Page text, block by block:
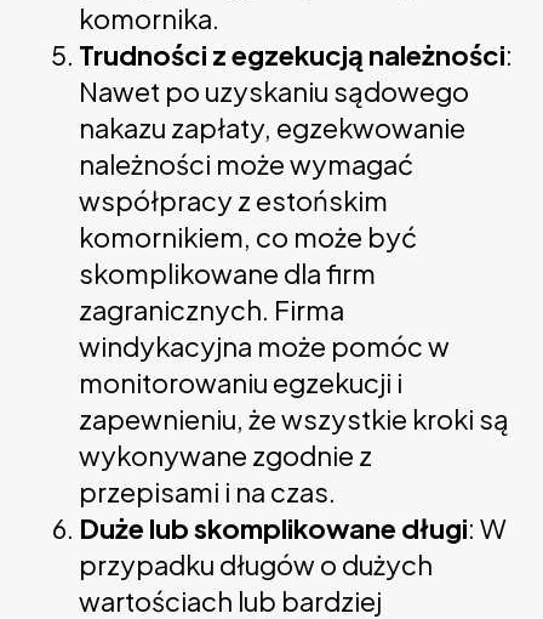
komornika.
Trudności z egzekucją należności:
Nawet po uzyskaniu sądowego
nakazu zapłaty, egzekwowanie
należności może wymagać
współpracy z estońskim
komornikiem, co może być
skomplikowane dla firm
zagranicznych. Firma
windykacyjna może pomóc w
monitorowaniu egzekucji i
zapewnieniu, że wszystkie kroki są
wykonywane zgodnie z
przepisami i na czas.
Duże lub skomplikowane długi: W
przypadku długów o dużych
wartościach lub bardziej